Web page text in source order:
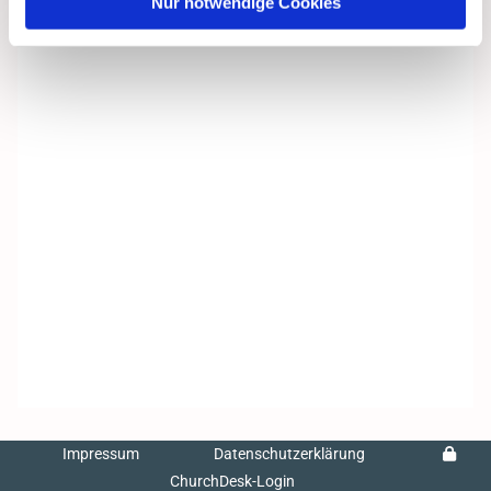
Impressum
Datenschutzerklärung
ChurchDesk-Login